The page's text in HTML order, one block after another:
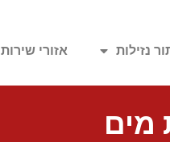
נזילות אזורי שירות
מים